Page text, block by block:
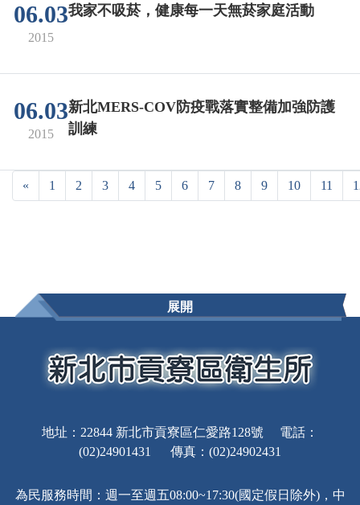
06.03
2015
我家不吸菸，健康每一天無菸家庭活動
06.03
2015
新北MERS-COV防疫戰落實整備加強防護
訓練
« 1 2 3 4 5 6 7 8 9 10 11
展開
地址：22844 新北市貢寮區仁愛路128號 電話：
(02)24901431 傳真：(02)24902431
為民服務時間：週一至週五08:00~17:30(國定假日除外)，中